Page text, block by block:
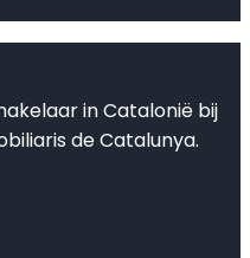
in Catalonië bij
de Catalunya.